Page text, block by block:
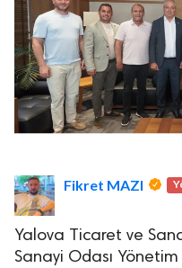
Fikret MAZI
Yalova Ticaret ve
Sanayi Odası